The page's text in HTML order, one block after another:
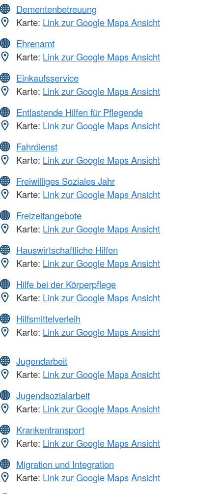
Dementenbetreuung
Karte: Link zur Google Maps Ansicht
Ehrenamt
Karte: Link zur Google Maps Ansicht
Einkaufsservice
Karte: Link zur Google Maps Ansicht
Entlastende Hilfen für Pflegende
Karte: Link zur Google Maps Ansicht
Fahrdienst
Karte: Link zur Google Maps Ansicht
Freiwilliges Soziales Jahr
Karte: Link zur Google Maps Ansicht
Freizeitangebote
Karte: Link zur Google Maps Ansicht
Hauswirtschaftliche Hilfen
Karte: Link zur Google Maps Ansicht
Hilfe bei der Körperpflege
Karte: Link zur Google Maps Ansicht
Hilfsmittelverleih
Karte: Link zur Google Maps Ansicht
Jugendarbeit
Karte: Link zur Google Maps Ansicht
Jugendsozialarbeit
Karte: Link zur Google Maps Ansicht
Krankentransport
Karte: Link zur Google Maps Ansicht
Migration und Integration
Karte: Link zur Google Maps Ansicht